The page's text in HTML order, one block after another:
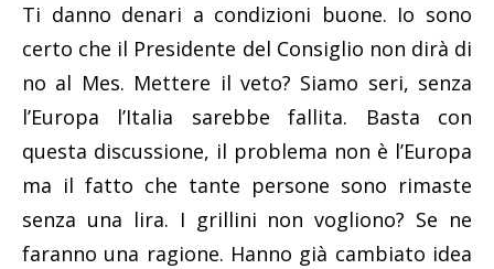
Ti danno denari a condizioni buone. Io sono
certo che il Presidente del Consiglio non dirà di
no al Mes. Mettere il veto? Siamo seri, senza
l’Europa l’Italia sarebbe fallita. Basta con
questa discussione, il problema non è l’Europa
ma il fatto che tante persone sono rimaste
senza una lira. I grillini non vogliono? Se ne
faranno una ragione. Hanno già cambiato idea